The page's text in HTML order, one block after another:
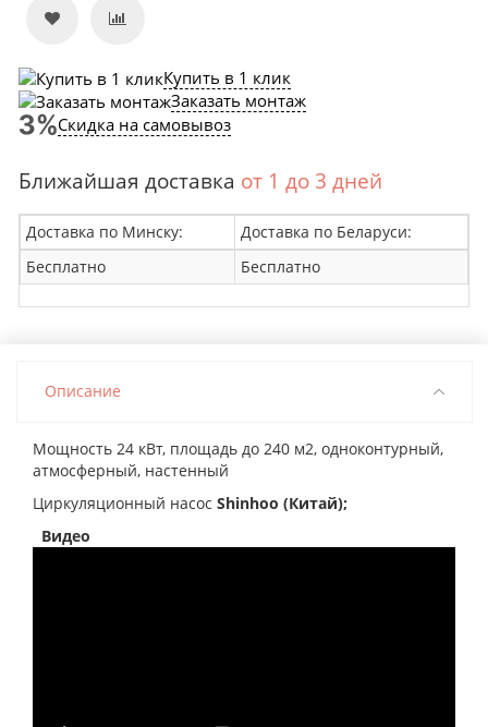
Купить в 1 клик
Заказать монтаж
Скидка на самовывоз
Ближайшая доставка от 1 до 3 дней
Доставка по Минску:
Доставка по Беларуси:
Бесплатно
Бесплатно
Описание
Мощность 24 кВт, площадь до 240 м2, одноконтурный,
атмосферный, настенный
Циркуляционный насос Shinhoo (Китай);
Видео